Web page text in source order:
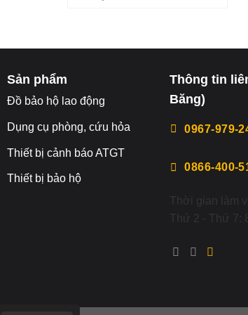
Sản phẩm
Đồ bảo hộ lao động
Dụng cụ phòng, cứu hỏa
Thiết bị cảnh báo ATGT
Thiết bị bảo hộ
Thông tin
Băng)
0967-979-
0866-400-
Thời gian làm
Thứ 2 - Thứ 7: